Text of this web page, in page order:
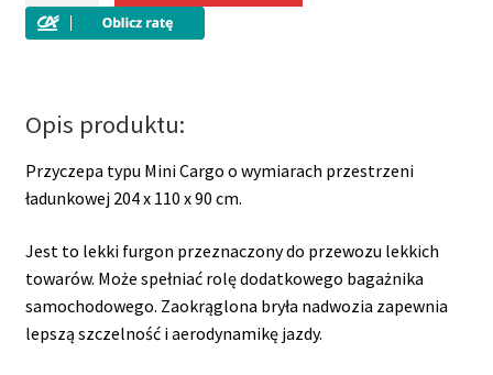
izolowany
3
SP
DMC
kg
Opis produktu:
Przyczepa typu Mini Cargo o wymiarach przestrzeni
ładunkowej 204 x 110 x 90 cm.
Jest to lekki furgon przeznaczony do przewozu lekkich
towarów. Może spełniać rolę dodatkowego bagażnika
samochodowego. Zaokrąglona bryła nadwozia zapewnia
lepszą szczelność i aerodynamikę jazdy.